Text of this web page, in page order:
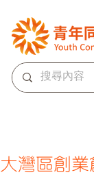
大灣區創業